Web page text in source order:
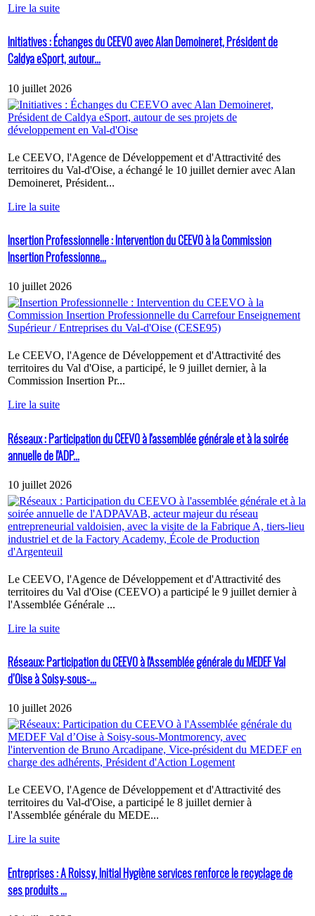
Lire la suite
Initiatives : Échanges du CEEVO avec Alan Demoineret, Président de
Caldya eSport, autour...
10 juillet 2026
Le CEEVO, l'Agence de Développement et d'Attractivité des
territoires du Val-d'Oise, a échangé le 10 juillet dernier avec Alan
Demoineret, Président...
Lire la suite
Insertion Professionnelle : Intervention du CEEVO à la Commission
Insertion Professionne...
10 juillet 2026
Le CEEVO, l'Agence de Développement et d'Attractivité des
territoires du Val d'Oise, a participé, le 9 juillet dernier, à la
Commission Insertion Pr...
Lire la suite
Réseaux : Participation du CEEVO à l'assemblée générale et à la soirée
annuelle de l'ADP...
10 juillet 2026
Le CEEVO, l'Agence de Développement et d'Attractivité des
territoires du Val d'Oise (CEEVO) a participé le 9 juillet dernier à
l'Assemblée Générale ...
Lire la suite
Réseaux: Participation du CEEVO à l'Assemblée générale du MEDEF Val
d’Oise à Soisy-sous-...
10 juillet 2026
Le CEEVO, l'Agence de Développement et d'Attractivité des
territoires du Val-d'Oise, a participé le 8 juillet dernier à
l'Assemblée générale du MEDE...
Lire la suite
Entreprises : A Roissy, Initial Hygiène services renforce le recyclage de
ses produits ...